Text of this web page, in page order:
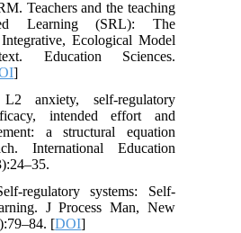
Teachers and the teaching
Learning (SRL): The
Integrative, Ecological Model
Education Sciences.
anxiety, self-regulatory
intended effort and
a structural equation
International Education
regulatory systems: Self-
J Process Man, New
[DOI